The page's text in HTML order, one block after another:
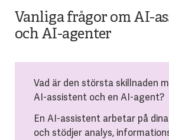
Vanliga frågor om AI-
och AI-agenter
Vad är den största skillnaden
AI-assistent och en AI-agent?
En AI-assistent arbetar på
och stödjer analys,